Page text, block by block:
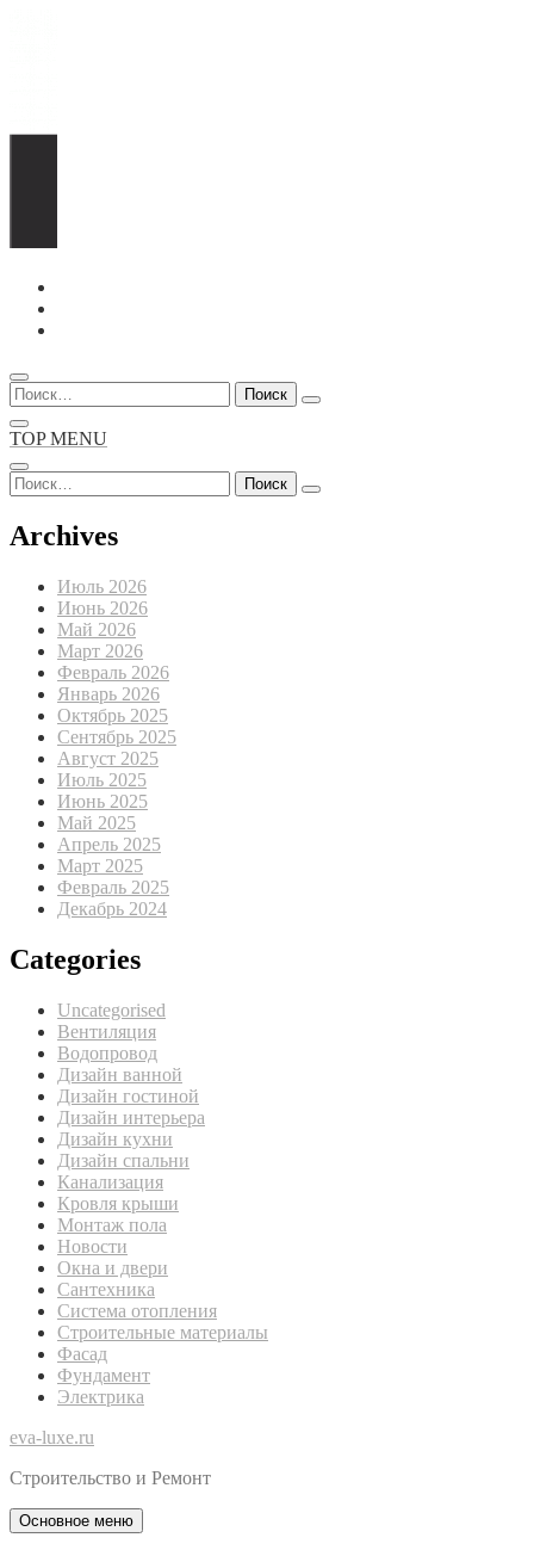
Перейти
содержимому
Найти:
TOP MENU
Найти:
Archives
Июль 2026
Июнь 2026
Май 2026
Март 2026
Февраль 2026
Январь 2026
Октябрь 2025
Сентябрь 2025
Август 2025
Июль 2025
Июнь 2025
Май 2025
Апрель 2025
Март 2025
Февраль 2025
Декабрь 2024
Categories
Uncategorised
Вентиляция
Водопровод
Дизайн ванной
Дизайн гостиной
Дизайн интерьера
Дизайн кухни
Дизайн спальни
Канализация
Кровля крыши
Монтаж пола
Новости
Окна и двери
Сантехника
Система отопления
Строительные материалы
Фасад
Фундамент
Электрика
eva-luxe.ru
Строительство и Ремонт
Основное меню